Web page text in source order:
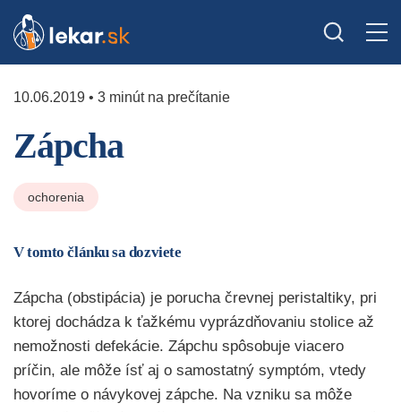
10.06.2019 • 3 minút na prečítanie
Zápcha
ochorenia
V tomto článku sa dozviete
Zápcha (obstipácia) je porucha črevnej peristaltiky, pri
ktorej dochádza k ťažkému vyprázdňovaniu stolice až
nemožnosti defekácie. Zápchu spôsobuje viacero
príčin, ale môže ísť aj o samostatný symptóm, vtedy
hovoríme o návykovej zápche. Na vzniku sa môže